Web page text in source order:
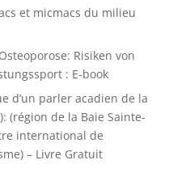
et micmacs du milieu
Risiken von
: E-book
d’un parler acadien de la
(région de la Baie Sainte-
international de
– Livre Gratuit